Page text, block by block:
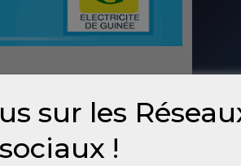
empêchée
son port installé sur le
Zincheng, vient
le port de Kokaya,
sur les
sociaux !